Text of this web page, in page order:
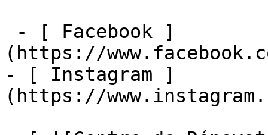
(https://
- [ Instagram ]
(https://